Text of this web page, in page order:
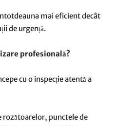
mai eficient decât
de urgență.
profesională?
cu o inspecție atentă a
rozătoarelor, punctele de